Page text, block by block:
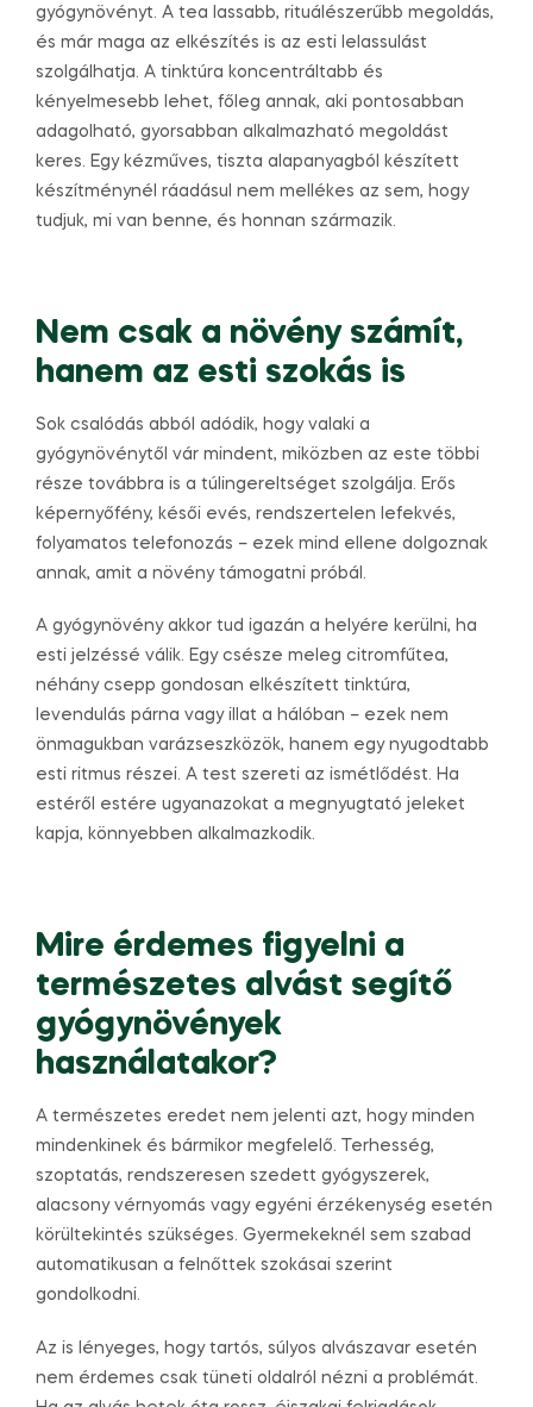
gyógynövényt. A tea lassabb, rituálészerűbb megoldás,
és már maga az elkészítés is az esti lelassulást
szolgálhatja. A tinktúra koncentráltabb és
kényelmesebb lehet, főleg annak, aki pontosabban
adagolható, gyorsabban alkalmazható megoldást
keres. Egy kézműves, tiszta alapanyagból készített
készítménynél ráadásul nem mellékes az sem, hogy
tudjuk, mi van benne, és honnan származik.
Nem csak a növény számít,
hanem az esti szokás is
Sok csalódás abból adódik, hogy valaki a
gyógynövénytől vár mindent, miközben az este többi
része továbbra is a túlingereltséget szolgálja. Erős
képernyőfény, késői evés, rendszertelen lefekvés,
folyamatos telefonozás – ezek mind ellene dolgoznak
annak, amit a növény támogatni próbál.
A gyógynövény akkor tud igazán a helyére kerülni, ha
esti jelzéssé válik. Egy csésze meleg citromfűtea,
néhány csepp gondosan elkészített tinktúra,
levendulás párna vagy illat a hálóban – ezek nem
önmagukban varázseszközök, hanem egy nyugodtabb
esti ritmus részei. A test szereti az ismétlődést. Ha
estéről estére ugyanazokat a megnyugtató jeleket
kapja, könnyebben alkalmazkodik.
Mire érdemes figyelni a
természetes alvást segítő
gyógynövények
használatakor?
A természetes eredet nem jelenti azt, hogy minden
mindenkinek és bármikor megfelelő. Terhesség,
szoptatás, rendszeresen szedett gyógyszerek,
alacsony vérnyomás vagy egyéni érzékenység esetén
körültekintés szükséges. Gyermekeknél sem szabad
automatikusan a felnőttek szokásai szerint
gondolkodni.
Az is lényeges, hogy tartós, súlyos alvászavar esetén
nem érdemes csak tüneti oldalról nézni a problémát.